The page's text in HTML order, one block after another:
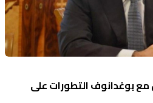
بوغدانوف التطورات على